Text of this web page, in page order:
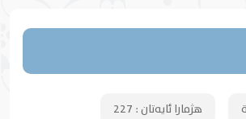
هژمارا ئایەتان : 227